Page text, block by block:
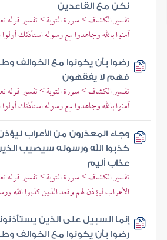
نكن مع القاعدين
تفسير الكشاف > سورة التوبة > تفسير قوله
آمنوا بالله وجاهدوا مع رسوله استأذنك
رضوا بأن يكونوا مع الخوالف
فهم لا يفقهون
تفسير الكشاف > سورة التوبة > تفسير قوله
آمنوا بالله وجاهدوا مع رسوله استأذنك
وجاء المعذرون من الأعراب
كذبوا الله ورسوله سيصيب
عذاب أليم
تفسير الكشاف > سورة التوبة > تفسير قوله
الأعراب ليؤذن لهم وقعد الذين كذبوا الله
إنما السبيل على الذين
رضوا بأن يكونوا مع الخوالف